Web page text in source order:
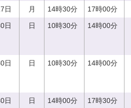
日 月 14時30分 17時00分
日 日 10時30分 14時00分
日 日 10時30分 14時00分
日 日 14時00分 17時30分